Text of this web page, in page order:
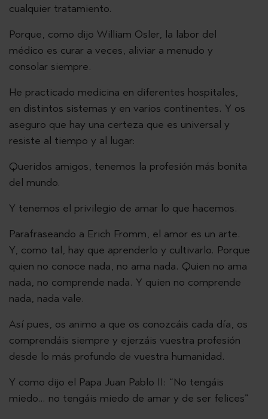
cualquier tratamiento.
Porque, como dijo William Osler, la labor del
médico es curar a veces, aliviar a menudo y
consolar siempre.
He practicado medicina en diferentes hospitales,
en distintos sistemas y en varios continentes. Y os
aseguro que hay una certeza que es universal y
resiste al tiempo y al lugar:
Queridos amigos, tenemos la profesión más bonita
del mundo.
Y tenemos el privilegio de amar lo que hacemos.
Parafraseando a Erich Fromm, el amor es un arte.
Y, como tal, hay que aprenderlo y cultivarlo. Porque
quien no conoce nada, no ama nada. Quien no ama
nada, no comprende nada. Y quien no comprende
nada, nada vale.
Así pues, os animo a que os conozcáis cada día, os
comprendáis siempre y ejerzáis vuestra profesión
desde lo más profundo de vuestra humanidad.
Y como dijo el Papa Juan Pablo II: “No tengáis
miedo… no tengáis miedo de amar y de ser felices”